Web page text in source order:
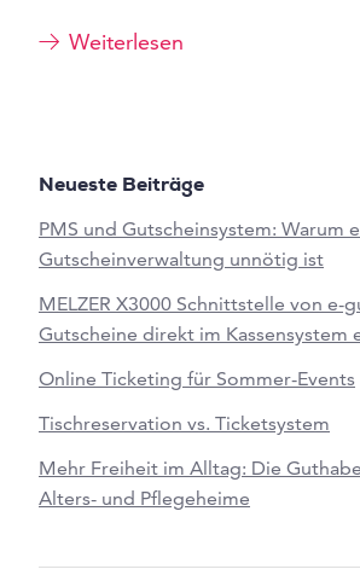
Neueste Beiträge
PMS und Gutscheinsystem: Warum
Gutscheinverwaltung unnötig ist
MELZER X3000 Schnittstelle von e-
Gutscheine direkt im Kassensystem
Online Ticketing für Sommer-Events
Tischreservation vs. Ticketsystem
Mehr Freiheit im Alltag: Die
Alters- und Pflegeheime
Weiterlesen